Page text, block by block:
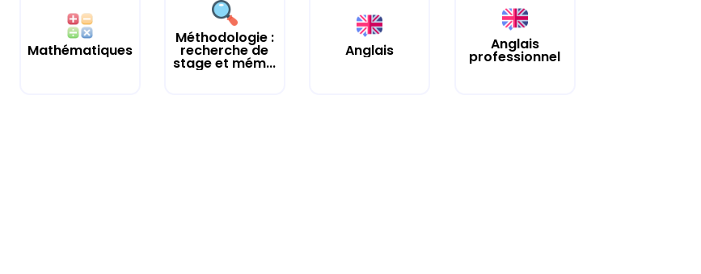
Mathématiques
Méthodologie :
recherche de
stage et mém...
Anglais Anglais
professionnel